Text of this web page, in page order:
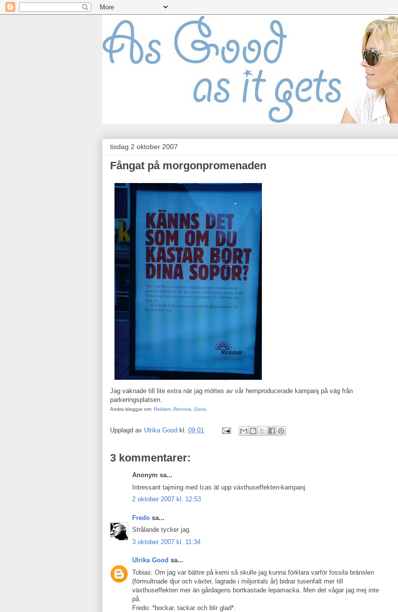
tisdag 2 oktober 2007
Fångat på morgonpromenaden
Jag vaknade till lite extra när jag möttes av vår hemproducerade kampanj på väg från
parkeringsplatsen.
Andra bloggar om: Reklam Renova Goss
Upplagd av Ulrika Good kl. 09:01
3 kommentarer:
Anonym sa...
Intressant tajming med Icas ät upp växthuseffekten-kampanj.
2 oktober 2007 kl. 12:53
Fredo sa...
Strålande tycker jag.
3 oktober 2007 kl. 11:34
Ulrika Good sa...
Tobias: Om jag var bättre på kemi så skulle jag kunna förklara varför fossila bränslen
(förmultnade djur och växter, lagrade i miljontals år) bidrar tusenfalt mer till
växthuseffekten mer än gårdagens bortkastade lepamacka. Men det vågar jag mej inte
på.
Fredo: *bockar, tackar och blir glad*.